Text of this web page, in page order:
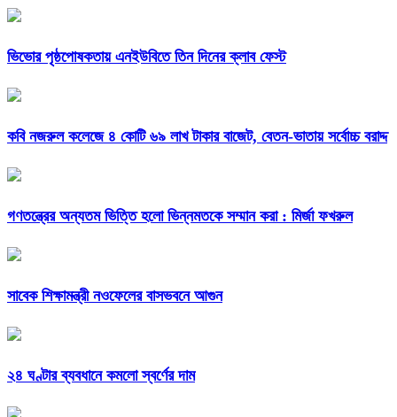
ভিভোর পৃষ্ঠপোষকতায় এনইউবিতে তিন দিনের ক্লাব ফেস্ট
কবি নজরুল কলেজে ৪ কোটি ৬৯ লাখ টাকার বাজেট, বেতন-ভাতায় সর্বোচ্চ বরাদ্দ
গণতন্ত্রের অন্যতম ভিত্তি হলো ভিন্নমতকে সম্মান করা : মির্জা ফখরুল
সাবেক শিক্ষামন্ত্রী নওফেলের বাসভবনে আগুন
২৪ ঘণ্টার ব্যবধানে কমলো স্বর্ণের দাম